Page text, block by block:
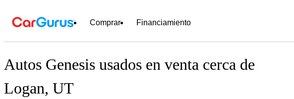
Comprar Financiamiento
Autos Genesis usados en venta cerca de
Logan, UT